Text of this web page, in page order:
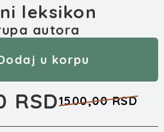
leksikon
autora
u korpu
RSD1500,00 RSD